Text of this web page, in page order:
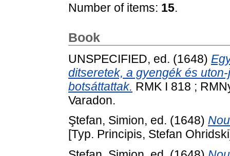
Number of items: 15.
Book
UNSPECIFIED, ed. (1648)
ditseretek, a gyengék és
botsáttattak. RMK I 818 ;
Varadon.
Ştefan, Simion, ed. (1648)
[Typ. Principis, Stefan